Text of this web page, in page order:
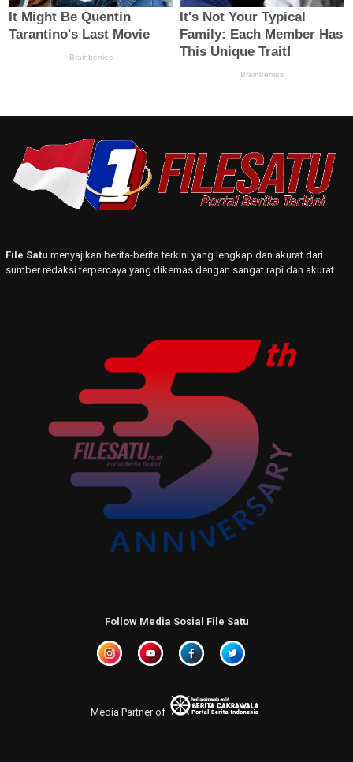
File Satu menyajikan berita-berita terkini yang lengkap dan akurat dari
sumber redaksi terpercaya yang dikemas dengan sangat rapi dan akurat.
Follow Media Sosial File Satu
Media Partner of